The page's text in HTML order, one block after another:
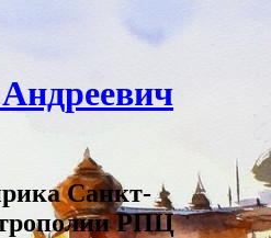
Санкт-
РПЦ